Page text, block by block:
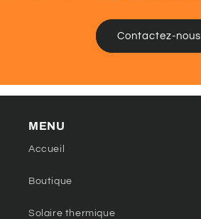
Contactez-nous
MENU
Accueil
Boutique
Solaire thermique